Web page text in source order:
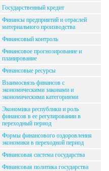
Государственный кредит
Финансы предприятий и отраслей
материального производства
Финансовый контроль
Финансовое прогнозирование и
планирование
Финансовые ресурсы
Взаимосвязь финансов с
экономическими законами и
экономическими категориями
Экономика республики и роль
финансов в ее регулировании в
переходный период
Формы финансового оздоровления
экономики в переходной период
Финансовая система государства
Финансовая политика государства